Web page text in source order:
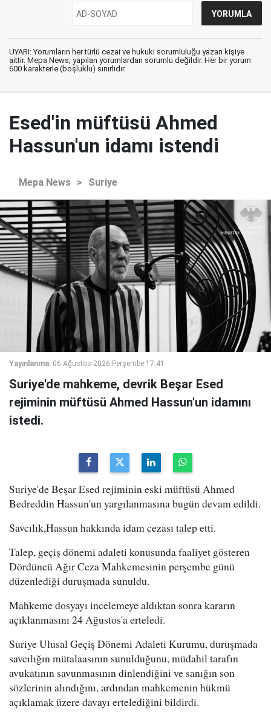
UYARI: Yorumların her türlü cezai ve hukuki sorumluluğu yazan kişiye
aittir. Mepa News, yapılan yorumlardan sorumlu değildir. Her bir yorum
600 karakterle (boşluklu) sınırlıdır.
Esed'in müftüsü Ahmed
Hassun'un idamı istendi
Mepa News > Suriye
Yayınlanma: 06 Ağustos 2026 Perşembe 17:41
Suriye'de mahkeme, devrik Beşar Esed
rejiminin müftüsü Ahmed Hassun'un idamını
istedi.
Suriye'de Beşar Esed rejiminin eski müftüsü Ahmed
Bedreddin Hassun'un yargılanmasına bugün devam edildi.
Savcılık,Hassun hakkında idam cezası talep etti.
Talep, geçiş dönemi adaleti konusunda faaliyet gösteren
Dördüncü Ağır Ceza Mahkemesinin perşembe günü
düzenlediği duruşmada sunuldu.
Mahkeme dosyayı incelemeye aldıktan sonra kararın
açıklanmasını 24 Ağustos'a erteledi.
Suriye Ulusal Geçiş Dönemi Adaleti Kurumu, duruşmada
savcılığın mütalaasının sunulduğunu, müdahil tarafın
avukatının savunmasının dinlendiğini ve sanığın son
sözlerinin alındığını, ardından mahkemenin hükmü
açıklamak üzere davayı ertelediğini bildirdi.